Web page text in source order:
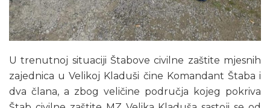
U trenutnoj situaciji Štabove civilne zaštite mjesnih
zajednica u Velikoj Kladuši čine Komandant Štaba i
dva člana, a zbog veličine područja kojeg pokriva